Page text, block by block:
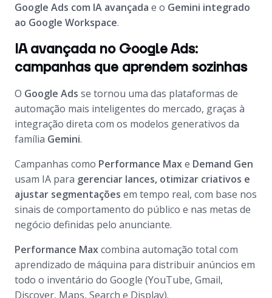
Google Ads com IA avançada e o Gemini integrado
ao Google Workspace.
IA avançada no Google Ads:
campanhas que aprendem sozinhas
O Google Ads se tornou uma das plataformas de
automação mais inteligentes do mercado, graças à
integração direta com os modelos generativos da
família Gemini.
Campanhas como Performance Maxe Demand Gen
usam IA para gerenciar lances, otimizar criativos e
ajustar segmentações em tempo real, com base nos
sinais de comportamento do público e nas metas de
negócio definidas pelo anunciante.
Performance Maxcombina automação total com
aprendizado de máquina para distribuir anúncios em
todo o inventário do Google (YouTube, Gmail,
Discover, Maps, Search e Display).